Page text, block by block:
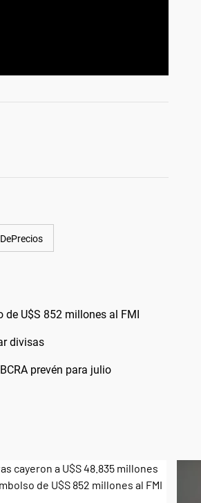
de U$S 852 millones al FMI
divisas
prevén para julio